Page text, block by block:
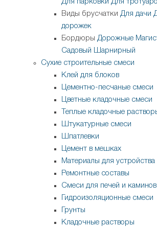
Для парковки Для
Виды брусчатки Для дачи
дорожек
Бордюры Дорожные
Садовый Шарнирный
Сухие строительные смеси
Клей для блоков
Цементно-песчаные смеси
Цветные кладочные смеси
Теплые кладочные
Штукатурные смеси
Шпатлевки
Цемент в мешках
Материалы для устройства
Ремонтные составы
Смеси для печей и каминов
Гидроизоляционные смеси
Грунты
Кладочные растворы